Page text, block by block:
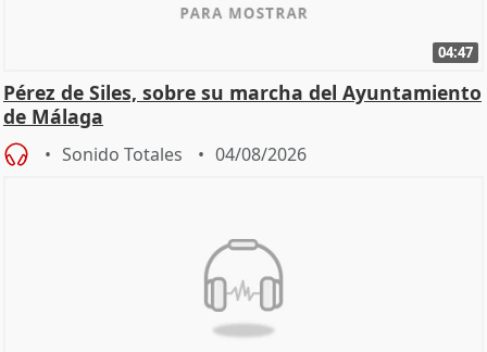
04:47
Pérez de Siles, sobre su marcha del Ayuntamiento
de Málaga
Sonido Totales 04/08/2026